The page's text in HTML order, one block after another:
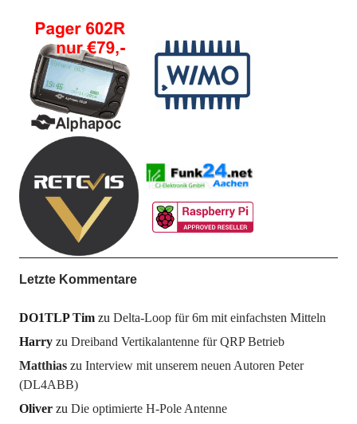
Letzte Kommentare
DO1TLP Timzu Delta-Loop für 6m mit einfachsten Mitteln
Harryzu Dreiband Vertikalantenne für QRP Betrieb
Matthiaszu Interview mit unserem neuen Autoren Peter
(DL4ABB)
Oliverzu Die optimierte H-Pole Antenne